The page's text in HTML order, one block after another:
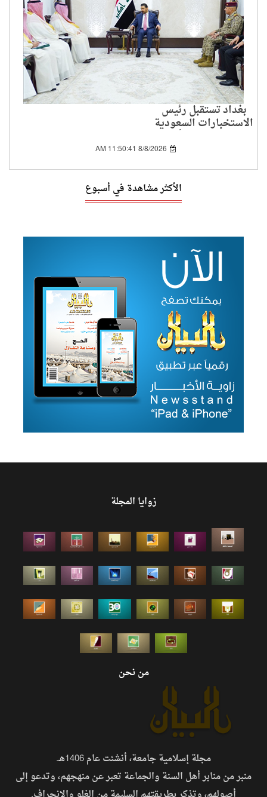
بغداد تستقبل رئيس
الاستخبارات السعودية
لبحث الملفات الأمنية
8/8/2026 11:50:41 AM
الأكثر مشاهدة في أسبوع
زوايا المجلة
من نحن
مجلة إسلامية جامعة، أنشئت عام 1406هـ.
منبر من منابر أهل السنة والجماعة تعبر عن منهجهم، وتدعو إلى